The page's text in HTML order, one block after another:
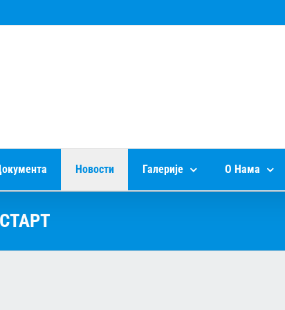
Новости Галерије О Нама